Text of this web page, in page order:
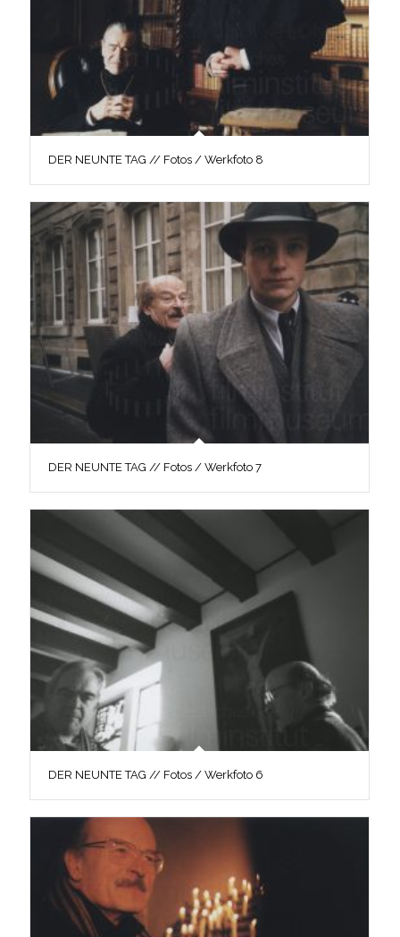
DER NEUNTE TAG // Fotos / Werkfoto 8
DER NEUNTE TAG // Fotos / Werkfoto 7
DER NEUNTE TAG // Fotos / Werkfoto 6